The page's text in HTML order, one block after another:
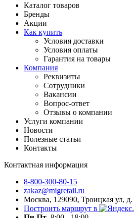
Каталог товаров
Бренды
Акции
Как купить
Условия доставки
Условия оплаты
Гарантия на товары
Компания
Реквизиты
Сотрудники
Вакансии
Вопрос-ответ
Отзывы о компании
Услуги компании
Новости
Полезные статьи
Контакты
Контактная информация
8-800-300-80-15
zakaz@migretail.ru
Москва, 129090, Троицкая ул,
Построить маршрут в